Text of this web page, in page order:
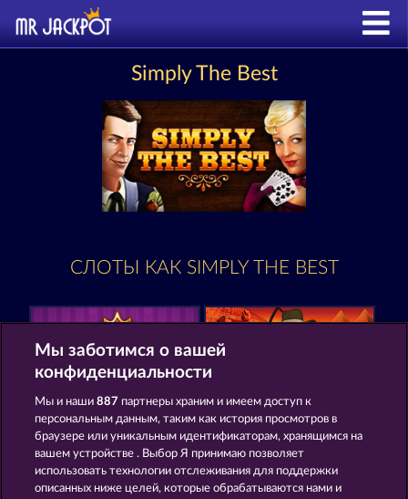
Simply The Best
СЛОТЫ КАК SIMPLY THE BEST
Piggy Kings Super Duper Moorhuhn
Мы заботимся о вашей
конфиденциальности
Мы и наши887 партнеры храним и имеем доступ к
персональным данным, таким как история просмотров в
браузере или уникальным идентификаторам, хранящимся на
вашем устройстве . Выбор Я принимаю позволяет
использовать технологии отслеживания для поддержки
описанных ниже целей, которые обрабатываются нами и